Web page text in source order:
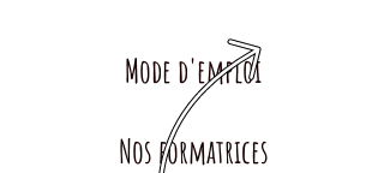
Mode d'emploi
Nos formatrices